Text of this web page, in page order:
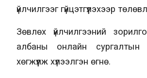
үйлчилгээг гүйцэтгүүлэхээр
Зөвлөх үйлчилгээний
албаны онлайн сургалтын
хөгжүүлж хүлээлгэн өгнө.